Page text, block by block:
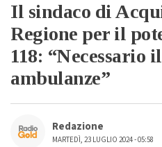
Il sindaco di
Regione per il
118: “Necessario
ambulanze”
Redazione
MARTEDÌ, 23 LUGLIO 2024 - 05:58